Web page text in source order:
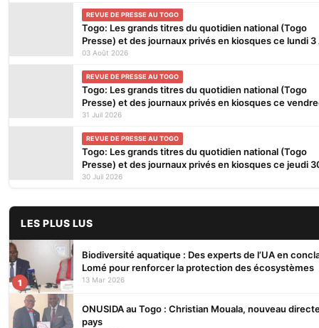
REVUE DE PRESSE AU TOGO
Togo: Les grands titres du quotidien national (Togo
Presse) et des journaux privés en kiosques ce lundi 3
2026
03 Août 2026
REVUE DE PRESSE AU TOGO
Togo: Les grands titres du quotidien national (Togo
Presse) et des journaux privés en kiosques ce
Juillet 2026
31 Juil 2026
REVUE DE PRESSE AU TOGO
Togo: Les grands titres du quotidien national (Togo
Presse) et des journaux privés en kiosques ce jeudi
Juillet 2026
30 Juil 2026
LES PLUS LUS
1
Biodiversité aquatique : Des experts de l’UA en
Lomé pour renforcer la protection des écosystèmes
13 Mar 2026
ONUSIDA au Togo : Christian Mouala, nouveau
pays